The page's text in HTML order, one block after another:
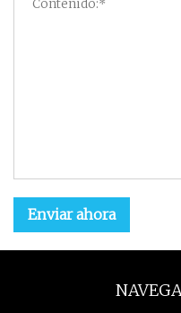
Enviar ahora